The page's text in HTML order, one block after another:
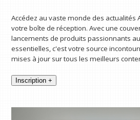
Accédez au vaste monde des actualités
votre boîte de réception. Avec une
lancements de produits passionnants
essentielles, c'est votre source
mises à jour sur tous les meilleurs
Inscription +